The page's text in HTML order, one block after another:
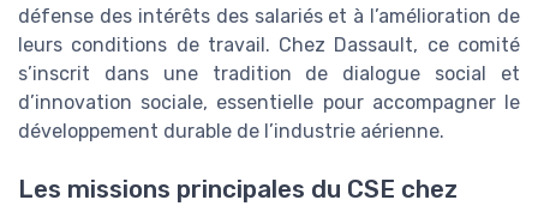
défense des intérêts des salariés et à l’amélioration de
leurs conditions de travail. Chez Dassault, ce comité
s’inscrit dans une tradition de dialogue social et
d’innovation sociale, essentielle pour accompagner le
développement durable de l’industrie aérienne.
Les missions principales du CSE chez